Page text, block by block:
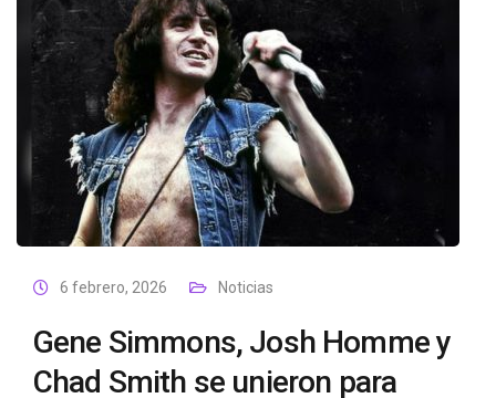
6 febrero, 2026 Noticias
Gene Simmons, Josh Homme y
Chad Smith se unieron para